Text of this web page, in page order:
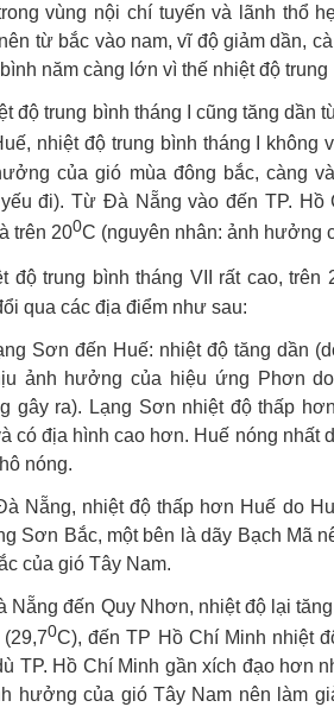
vùng nội chí tuyến và lãnh thổ
từ bắc vào nam, vĩ độ giảm dần,
năm càng lớn vì thế nhiệt độ
độ trung bình tháng I cũng tăng dần
nhiệt độ trung bình tháng I không
của gió mùa đông bắc, càng
đi). Từ Đà Nẵng vào đến TP. Hồ
trên 200C (nguyên nhân: ảnh hưởng
độ trung bình tháng VII rất cao, trên
qua các địa điểm như sau:
Sơn đến Huế: nhiệt độ tăng dần
ảnh hưởng của hiệu ứng Phơn
gây ra). Lạng Sơn nhiệt độ thấp
có địa hình cao hơn. Huế nóng nhất
nóng.
Nẵng, nhiệt độ thấp hơn Huế do
Sơn Bắc, một bên là dãy Bạch Mã
của gió Tây Nam.
Nẵng đến Quy Nhơn, nhiệt độ lại
0C), đến TP Hồ Chí Minh nhiệt
TP. Hồ Chí Minh gần xích đạo hơn
hưởng của gió Tây Nam nên làm